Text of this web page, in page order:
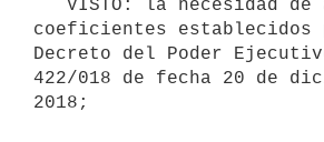
coeficientes establecidos
Decreto del Poder
422/018 de fecha 20 de
2018;